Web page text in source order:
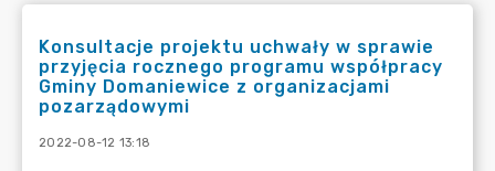
Konsultacje projektu uchwały w sprawie
przyjęcia rocznego programu współpracy
Gminy Domaniewice z organizacjami
pozarządowymi
2022-08-12 13:18